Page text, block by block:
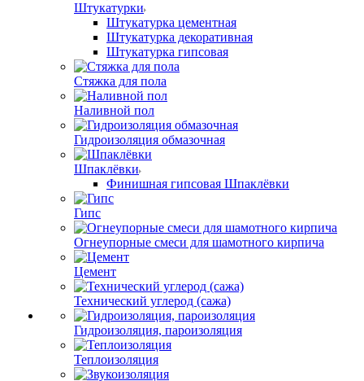
Штукатурки
Штукатурка цементная
Штукатурка декоративная
Штукатурка гипсовая
Стяжка для пола
Наливной пол
Гидроизоляция обмазочная
Шпаклёвки
Финишная гипсовая Шпаклёвки
Гипс
Огнеупорные смеси для шамотного кирпича
Цемент
Технический углерод (сажа)
Гидроизоляция, пароизоляция
Теплоизоляция